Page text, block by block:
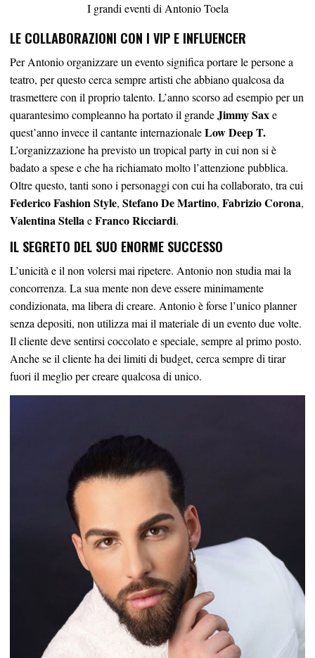
I grandi eventi di Antonio Toela
LE COLLABORAZIONI CON I VIP E INFLUENCER
Per Antonio organizzare un evento significa portare le persone a
teatro, per questo cerca sempre artisti che abbiano qualcosa da
trasmettere con il proprio talento. L’anno scorso ad esempio per un
quarantesimo compleanno ha portato il grandeJimmy Saxe
quest’anno invece il cantante internazionaleLow Deep T.
L’organizzazione ha previsto un tropical party in cui non si è
badato a spese e che ha richiamato molto l’attenzione pubblica.
Oltre questo, tanti sono i personaggi con cui ha collaborato, tra cui
Federico Fashion Style, Stefano De Martino, Fabrizio Corona,
Valentina StellaeFranco Ricciardi.
IL SEGRETO DEL SUO ENORME SUCCESSO
L’unicità e il non volersi mai ripetere. Antonio non studia mai la
concorrenza. La sua mente non deve essere minimamente
condizionata, ma libera di creare. Antonio è forse l’unico planner
senza depositi, non utilizza mai il materiale di un evento due volte.
Il cliente deve sentirsi coccolato e speciale, sempre al primo posto.
Anche se il cliente ha dei limiti di budget, cerca sempre di tirar
fuori il meglio per creare qualcosa di unico.